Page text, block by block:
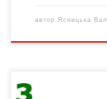
автор Ясницька